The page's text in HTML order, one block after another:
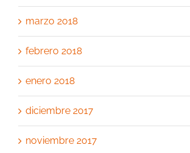
marzo 2018
febrero 2018
enero 2018
diciembre 2017
noviembre 2017